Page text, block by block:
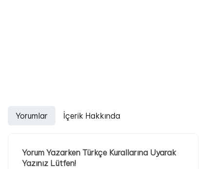
Yorumlar İçerik Hakkında
Yorum Yazarken Türkçe Kurallarına Uyarak
Yazınız Lütfen!